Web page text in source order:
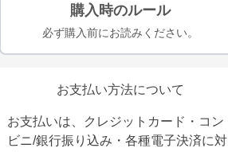
購入時のルール
必ず購入前にお読みください。
お支払い方法について
お支払いは、クレジットカード・コン
ビニ/銀行振り込み・各種電子決済に対